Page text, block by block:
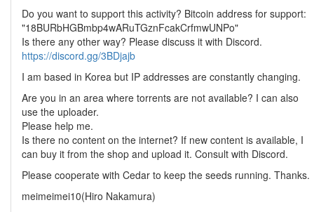
Do you want to support this activity? Bitcoin address for support:
"18BURbHGBmbp4wARuTGznFcakCrfmwUNPo"
Is there any other way? Please discuss it with Discord.
https://discord.gg/3BDjajb
I am based in Korea but IP addresses are constantly changing.
Are you in an area where torrents are not available? I can also
use the uploader.
Please help me.
Is there no content on the internet? If new content is available, I
can buy it from the shop and upload it. Consult with Discord.
Please cooperate with Cedar to keep the seeds running. Thanks.
meimeimei10(Hiro Nakamura)